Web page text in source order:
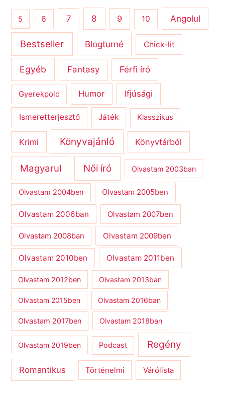
5 6 7 8 9 10 Angolul
Bestseller Blogturné Chick-lit
Egyéb Fantasy Férfi író
Gyerekpolc Humor Ifjúsági
Ismeretterjesztő Játék Klasszikus
Krimi Könyvajánló Könyvtárból
Magyarul Női író Olvastam 2003ban
Olvastam 2004ben Olvastam 2005ben
Olvastam 2006ban Olvastam 2007ben
Olvastam 2008ban Olvastam 2009ben
Olvastam 2010ben Olvastam 2011ben
Olvastam 2012ben Olvastam 2013ban
Olvastam 2015ben Olvastam 2016ban
Olvastam 2017ben Olvastam 2018ban
Olvastam 2019ben Podcast Regény
Romantikus Történelmi Várólista